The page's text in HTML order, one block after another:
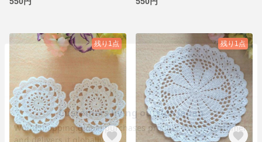
残り1点 残り1点